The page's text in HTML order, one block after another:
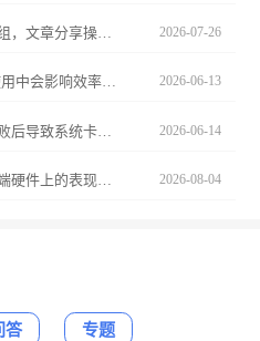
谷歌浏览器支持多标签页智能分组，文章分享操作技巧，同时解析高效管理标签页的策略，让用户轻松整理浏览内容。 2026-07-26
Chrome浏览器启动速度在日常使用中会影响效率。文章分享测试和优化方法，帮助用户缩短启动时间，提升浏览器整体响应速度，实现更流畅的上网体验。 2026-06-13
本文详细讲解谷歌浏览器下载失败后导致系统卡顿的全面修复方案，帮助用户恢复设备流畅运行。 2026-06-14
2026-08-04
答 专题